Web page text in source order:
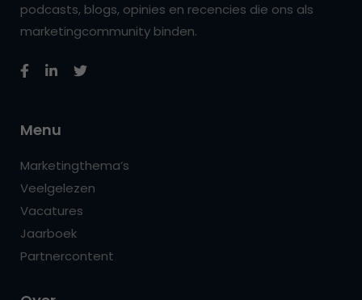
podcasts, blogs, opinies en recencies die ons als
marketingcommunity binden.
Menu
Marketingthema’s
Veelgelezen
Vacatures
Jaarboek
Partnercontent